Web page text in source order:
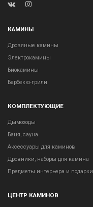
КАМИНЫ
Дровяные камины
Электрокамины
Биокамины
Барбекю-грили
КОМПЛЕКТУЮЩИЕ
Дымоходы
Баня, сауна
Аксессуары для каминов
Дровники, наборы для камина
Предметы интерьера и подарки
ЦЕНТР КАМИНОВ